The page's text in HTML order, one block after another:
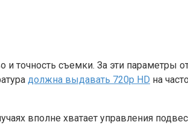
точность съемки. За эти параметры
должна выдавать 720p HD на
вполне хватает управления